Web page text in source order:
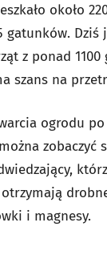
około
gatunków. Dziś
z ponad 1100
szans na
ogrodu
zobaczyć
i magnesy.